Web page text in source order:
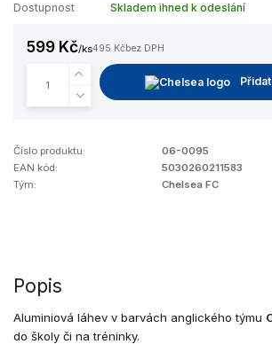
Dostupnost Skladem ihned k odeslání
599 Kč/ks495 Kčbez DPH
Číslo produktu:
06-0095
EAN kód:
5030260211583
Tým:
Chelsea FC
Popis
Aluminiová láhev v barvách anglického týmu
do školy či na tréninky.